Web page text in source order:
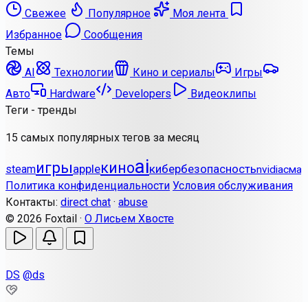
Свежее Популярное
Моя лента
Избранное
Сообщения
Темы
AI
Технологии Кино и сериалы
Игры
Авто
Hardware Developers
Видеоклипы
Теги - тренды
15 самых популярных тегов за месяц
steamигрыappleкиноaiкибербезопасностьnvidia
Политика конфиденциальности Условия обслуживания
Контакты: direct chat · abuse
© 2026 Foxtail · О Лисьем Хвосте
DS @ds